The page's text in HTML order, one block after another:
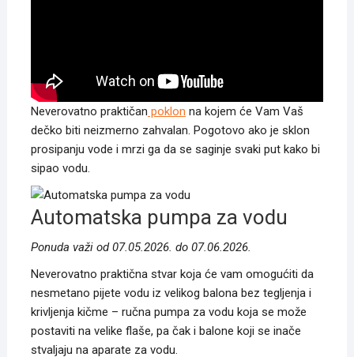
Neverovatno praktičan poklon na kojem će Vam Vaš
dečko biti neizmerno zahvalan. Pogotovo ako je sklon
prosipanju vode i mrzi ga da se saginje svaki put kako bi
sipao vodu.
Automatska pumpa za vodu
Ponuda važi od 07.05.2026. do 07.06.2026.
Neverovatno praktična stvar koja će vam omogućiti da
nesmetano pijete vodu iz velikog balona bez tegljenja i
krivljenja kičme – ručna pumpa za vodu koja se može
postaviti na velike flaše, pa čak i balone koji se inače
stvaljaju na aparate za vodu.